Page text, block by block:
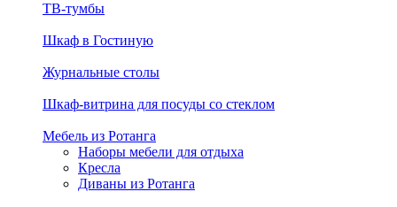
ТВ-тумбы
Шкаф в Гостиную
Журнальные столы
Шкаф-витрина для посуды со стеклом
Мебель из Ротанга
Наборы мебели для отдыха
Кресла
Диваны из Ротанга